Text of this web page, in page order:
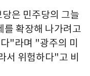
은 민주당의 그늘
를 확장해 나가려고
"라며 "광주의 미
서 위험하다"고 비